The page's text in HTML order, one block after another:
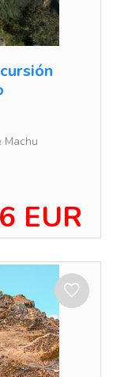
Machu
EUR